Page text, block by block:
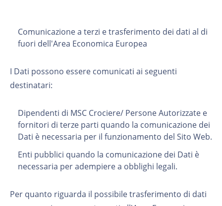
Comunicazione a terzi e trasferimento dei dati al di
fuori dell'Area Economica Europea
I Dati possono essere comunicati ai seguenti
destinatari:
Dipendenti di MSC Crociere/ Persone Autorizzate e
fornitori di terze parti quando la comunicazione dei
Dati è necessaria per il funzionamento del Sito Web.
Enti pubblici quando la comunicazione dei Dati è
necessaria per adempiere a obblighi legali.
Per quanto riguarda il possibile trasferimento di dati